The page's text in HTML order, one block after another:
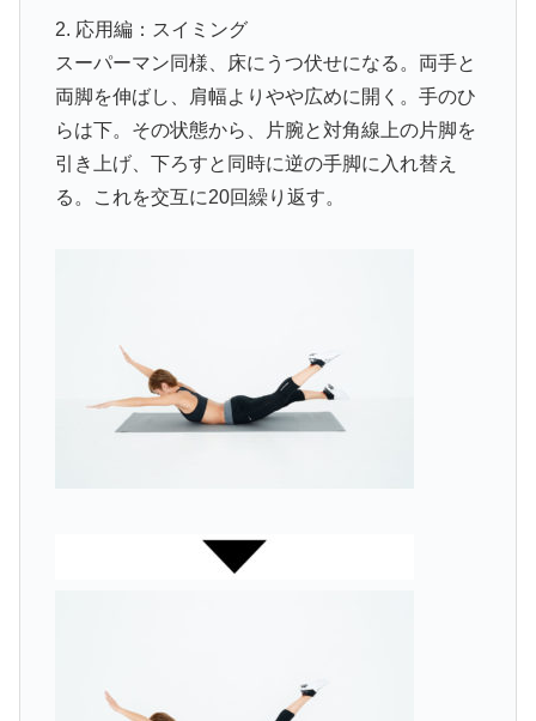
2. 応用編：スイミング
スーパーマン同様、床にうつ伏せになる。両手と
両脚を伸ばし、肩幅よりやや広めに開く。手のひ
らは下。その状態から、片腕と対角線上の片脚を
引き上げ、下ろすと同時に逆の手脚に入れ替え
る。これを交互に20回繰り返す。